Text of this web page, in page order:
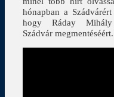
hónapban a
hogy Ráday Mihály
Szádvár megmentéséért.